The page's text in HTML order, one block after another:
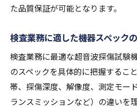
た品質保証が可能となります。
検査業務に適した機器スペック
検査業務に最適な超音波探傷試験
のスペックを具体的に把握するこ
帯、探傷深度、解像度、測定モー
ランスミッションなど）の違いを